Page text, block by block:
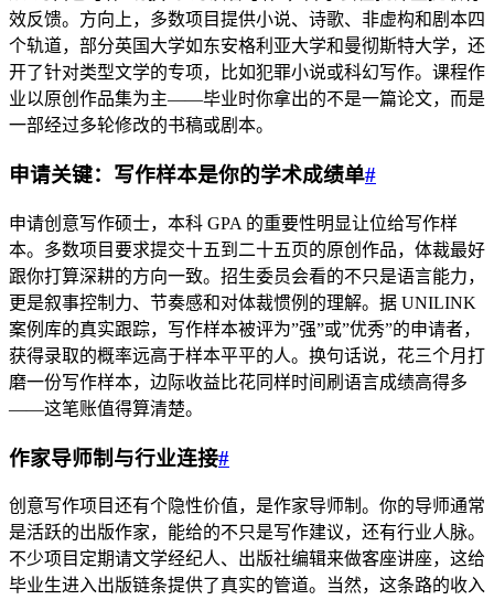
效反馈。方向上，多数项目提供小说、诗歌、非虚构和剧本四
个轨道，部分英国大学如东安格利亚大学和曼彻斯特大学，还
开了针对类型文学的专项，比如犯罪小说或科幻写作。课程作
业以原创作品集为主——毕业时你拿出的不是一篇论文，而是
一部经过多轮修改的书稿或剧本。
申请关键：写作样本是你的学术成绩单#
申请创意写作硕士，本科 GPA 的重要性明显让位给写作样
本。多数项目要求提交十五到二十五页的原创作品，体裁最好
跟你打算深耕的方向一致。招生委员会看的不只是语言能力，
更是叙事控制力、节奏感和对体裁惯例的理解。据 UNILINK
案例库的真实跟踪，写作样本被评为”强”或”优秀”的申请者，
获得录取的概率远高于样本平平的人。换句话说，花三个月打
磨一份写作样本，边际收益比花同样时间刷语言成绩高得多
——这笔账值得算清楚。
作家导师制与行业连接#
创意写作项目还有个隐性价值，是作家导师制。你的导师通常
是活跃的出版作家，能给的不只是写作建议，还有行业人脉。
不少项目定期请文学经纪人、出版社编辑来做客座讲座，这给
毕业生进入出版链条提供了真实的管道。当然，这条路的收入